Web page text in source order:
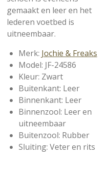
gemaakt en leer en het
lederen voetbed is
uitneembaar.
Merk: Jochie & Freaks
Model: JF-24586
Kleur: Zwart
Buitenkant: Leer
Binnenkant: Leer
Binnenzool: Leer en
uitneembaar
Buitenzool: Rubber
Sluiting: Veter en rits